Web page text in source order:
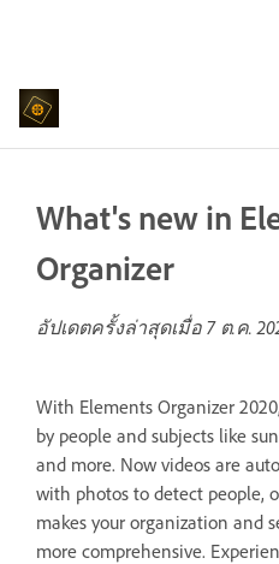
What's new in
Organizer
อัปเดตครั้งล่าสุดเมื่อ 7 ต.ค.
With Elements Organizer
by people and subjects like
and more. Now videos are
with photos to detect people,
makes your organization and
more comprehensive.